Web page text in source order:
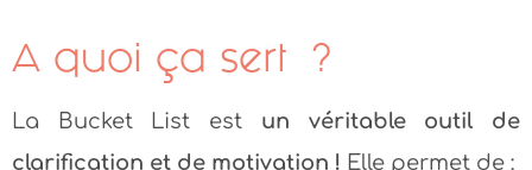
A quoi ça sert ?
La Bucket List est un véritable outil de
clarification et de motivation ! Elle permet de :